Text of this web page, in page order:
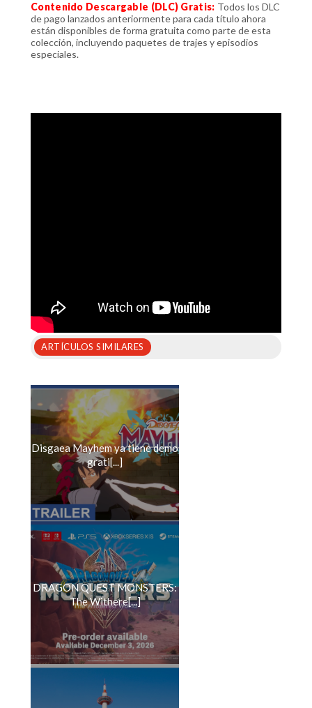
Contenido Descargable (DLC) Gratis: Todos los DLC
de pago lanzados anteriormente para cada título ahora
están disponibles de forma gratuita como parte de esta
colección, incluyendo paquetes de trajes y episodios
especiales.
ARTÍCULOS SIMILARES
Disgaea Mayhem ya tiene demo
grati[...]
DRAGON QUEST MONSTERS:
The Withere[...]